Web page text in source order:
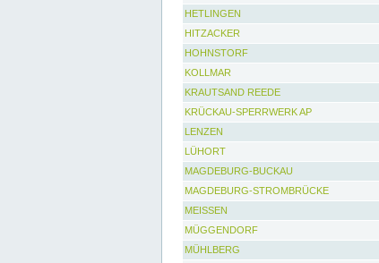
HETLINGEN
HITZACKER
HOHNSTORF
KOLLMAR
KRAUTSAND REEDE
KRÜCKAU-SPERRWERK AP
LENZEN
LÜHORT
MAGDEBURG-BUCKAU
MAGDEBURG-STROMBRÜCKE
MEISSEN
MÜGGENDORF
MÜHLBERG